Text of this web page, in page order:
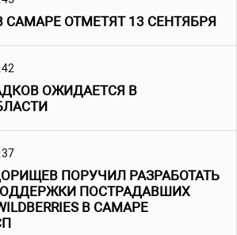
САМАРЕ ОТМЕТЯТ 13 СЕНТЯБРЯ
ОЖИДАЕТСЯ В
ПОРУЧИЛ РАЗРАБОТАТЬ
ПОСТРАДАВШИХ
В САМАРЕ